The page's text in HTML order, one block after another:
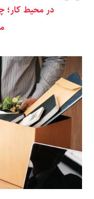
در محیط کار؛